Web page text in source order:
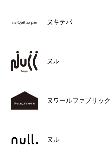
ヌキテパ
ヌル
ヌワールファブリック
ヌル